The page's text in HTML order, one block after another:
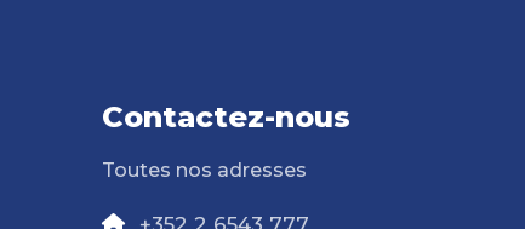
Contactez-nous
Toutes nos adresses
+352 2 6543 777